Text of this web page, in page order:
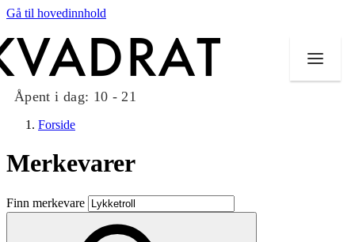
Gå til hovedinnhold
Åpent i dag: 10 - 21
Butikker
Mat og drikke
Forside
Merkevarer
Finn merkevare